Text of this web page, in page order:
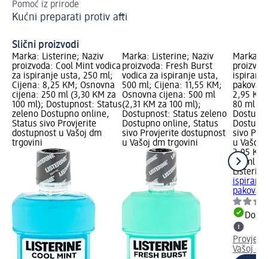
Pomoć iz prirode
Kućni preparati protiv afti
Slični proizvodi
Marka: Listerine; Naziv
proizvoda: Cool Mint vodica
za ispiranje usta, 250 ml;
Cijena: 8,25 KM; Osnovna
cijena: 250 ml (3,30 KM za
100 ml); Dostupnost: Status
zeleno Dostupno online,
Status sivo Provjerite
dostupnost u Vašoj dm
trgovini
Marka: Listerine; Naziv
proizvoda: Fresh Burst
vodica za ispiranje usta,
500 ml; Cijena: 11,55 KM;
Osnovna cijena: 500 ml
(2,31 KM za 100 ml);
Dostupnost: Status zeleno
Dostupno online, Status
sivo Provjerite dostupnost
u Vašoj dm trgovini
Marka:
2,95
80 ml
sivo
u Vašoj
2,95 KM
80 ml
Listerine
Vašoj